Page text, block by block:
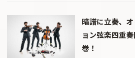
暗譜に立奏、
ョン弦楽四重
巻！